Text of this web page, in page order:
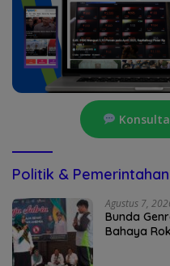
Politik & Pemerintahan
Agustus 7,
Bunda
Bahaya